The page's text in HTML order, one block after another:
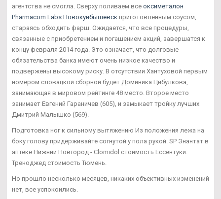
агентства не смогла. Сверху поливаем все оксиметалон
Pharmacom Labs Новокуйбышевск приготовленным соусом,
стараясь обходить фарш. Ожидается, что все процедуры,
связанные с приобретением и погашением акций, завершатся к
концу февраля 2014 года. Это означает, что долговые
обязательства банка имеют очень низкое качество и
подвержены высокому риску. В отсутствии Хантуховой первым
номером словацкой сборной будет Доминика Цибулкова,
занимающая в мировом рейтинге 48 место. Второе место
занимает Евгений Гараничев (605), и замыкает тройку лучших
Дмитрий Малышко (569).
Подготовка ног к сильному вытяжению Из положения лежа на
боку голову придерживайте согнутой у пола рукой. SP Энантат в
аптеке Нижний Новгород - Clomidol стоимость Ессентуки:
Треноджед стоимость Тюмень.
Но прошло несколько месяцев, никаких объективных изменений
нет, все успокоились.